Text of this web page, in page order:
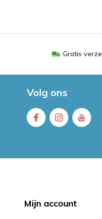
Gratis
Volg ons
Mijn account